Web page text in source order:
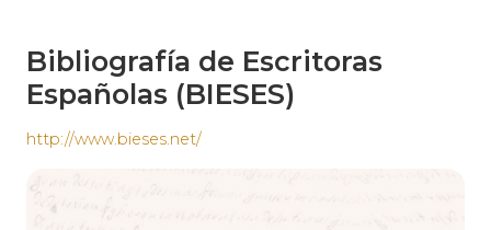
Bibliografía de Escritoras
Españolas (BIESES)
http://www.bieses.net/